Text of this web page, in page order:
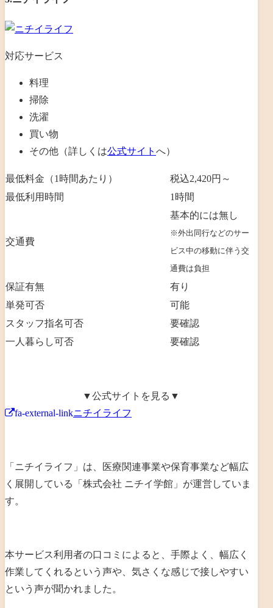
対応サービス
料理
掃除
洗濯
買い物
その他（詳しくは公式サイト へ）
最低料金（1時間あたり）
税込2,420円～
最低利用時間
1時間
交通費
基本的には無し
※外出同行などのサー
ビス中の移動に伴う交
通費は負担
保証有無
有り
単発可否
可能
スタッフ指名可否
要確認
一人暮らし可否
要確認
▼公式サイトを見る▼
fa-external-linkニチイライフ
「ニチイライフ」は、
医療関連事業や保育事業など幅広
く展開 している「 株式会社 ニチイ学館 」が運営していま
す。
本サービス利用者の口コミによると、手際よく、幅広く
作業してくれるという声や、気さくな感じで接しやすい
という声が聞かれました。